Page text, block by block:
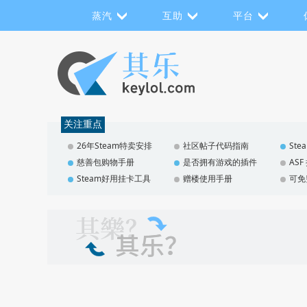
蒸汽 互助 平台
关注重点
26年Steam特卖安排 社区帖子代码指南
慈善包购物手册
是否拥有游戏的插件
Steam好用挂卡工具
赠楼使用手册 可